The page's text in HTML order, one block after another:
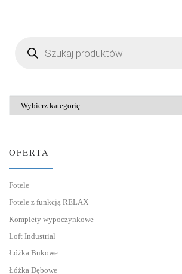
OFERTA
Fotele
Fotele z funkcją RELAX
Komplety wypoczynkowe
Loft Industrial
Łóżka Bukowe
Łóżka Dębowe